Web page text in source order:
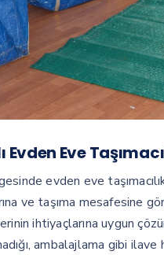
Evden Eve
evden eve
ve taşıma
ihtiyaçlarına uygun
ambalajlama gibi